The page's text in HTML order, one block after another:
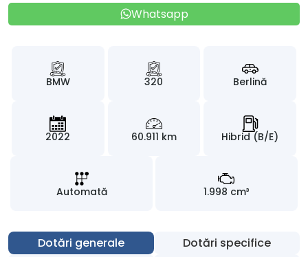
Whatsapp
BMW 320 Berlină
2022 60.911 km Hibrid (B/E)
Automată 1.998 cm³
Dotări generale
Dotări specifice